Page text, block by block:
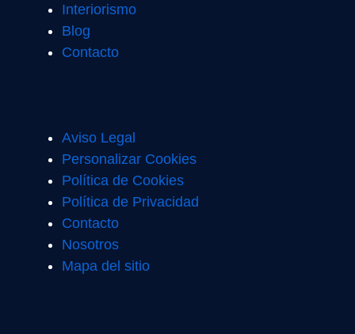
Interiorismo
Blog
Contacto
Aviso Legal
Personalizar Cookies
Política de Cookies
Política de Privacidad
Contacto
Nosotros
Mapa del sitio